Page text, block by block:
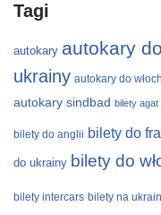
Tagi
autokary autokary
ukrainy autokary do włoch
autokary sindbad bilety agat
bilety do anglii bilety do
do ukrainy bilety do
bilety intercars bilety na